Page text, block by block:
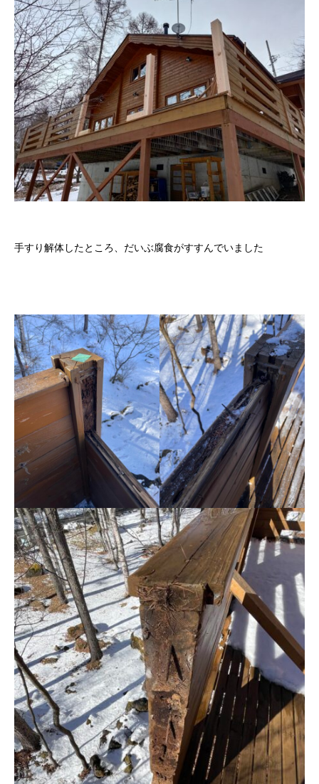
手すり解体したところ、だいぶ腐食がすすんでいました